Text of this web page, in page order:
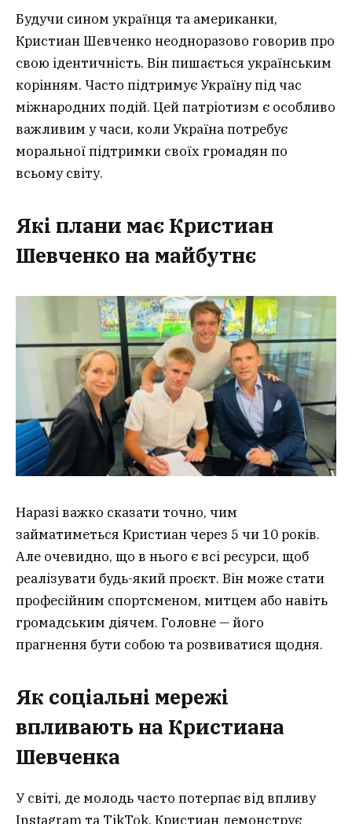
Будучи сином українця та американки,
Кристиан Шевченко неодноразово говорив про
свою ідентичність. Він пишається українським
корінням. Часто підтримує Україну під час
міжнародних подій. Цей патріотизм є особливо
важливим у часи, коли Україна потребує
моральної підтримки своїх громадян по
всьому світу.
Які плани має Кристиан
Шевченко на майбутнє
Наразі важко сказати точно, чим
займатиметься Кристиан через 5 чи 10 років.
Але очевидно, що в нього є всі ресурси, щоб
реалізувати будь-який проєкт. Він може стати
професійним спортсменом, митцем або навіть
громадським діячем. Головне — його
прагнення бути собою та розвиватися щодня.
Як соціальні мережі
впливають на Кристиана
Шевченка
У світі, де молодь часто потерпає від впливу
Instagram та TikTok, Кристиан демонструє